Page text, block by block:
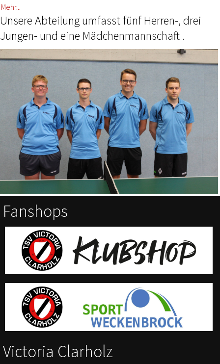
Mehr...
Unsere Abteilung umfasst fünf Herren-, drei
Jungen- und eine Mädchenmannschaft .
Fanshops
Victoria Clarholz